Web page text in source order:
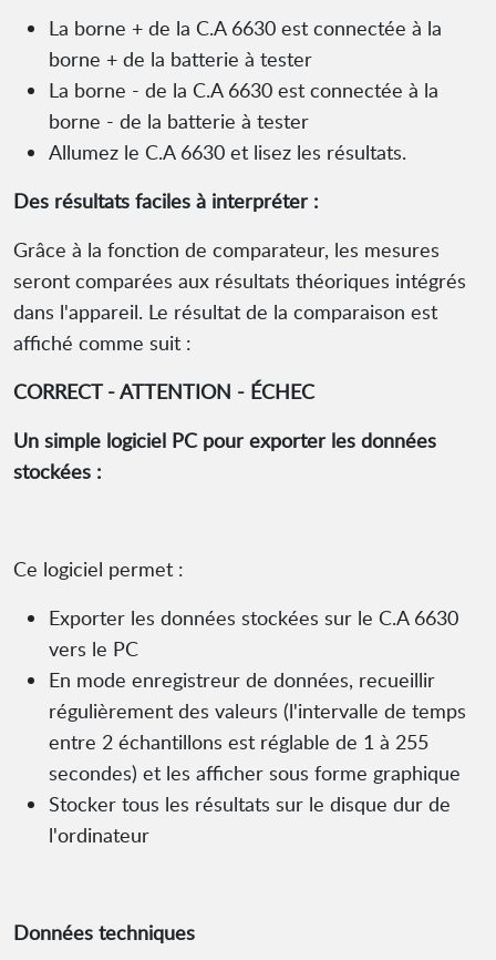
La borne + de la C.A 6630 est connectée à la
borne + de la batterie à tester
La borne - de la C.A 6630 est connectée à la
borne - de la batterie à tester
Allumez le C.A 6630 et lisez les résultats.
Des résultats faciles à interpréter :
Grâce à la fonction de comparateur, les mesures
seront comparées aux résultats théoriques intégrés
dans l'appareil. Le résultat de la comparaison est
affiché comme suit :
CORRECT - ATTENTION - ÉCHEC
Un simple logiciel PC pour exporter les données
stockées :
Ce logiciel permet :
Exporter les données stockées sur le C.A 6630
vers le PC
En mode enregistreur de données, recueillir
régulièrement des valeurs (l'intervalle de temps
entre 2 échantillons est réglable de 1 à 255
secondes) et les afficher sous forme graphique
Stocker tous les résultats sur le disque dur de
l'ordinateur
Données techniques